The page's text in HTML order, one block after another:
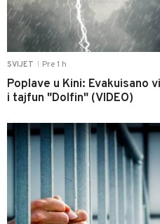
SVIJET Pre 1 h
Poplave u Kini: Evakuisano
i tajfun "Dolfin" (VIDEO)